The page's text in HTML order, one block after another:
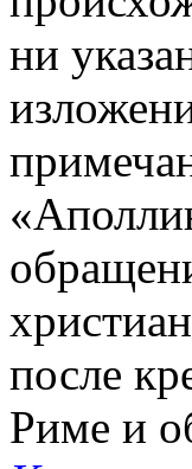
ни
после
Риме и